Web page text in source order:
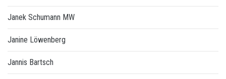
Janek Schumann MW
Janine Löwenberg
Jannis Bartsch